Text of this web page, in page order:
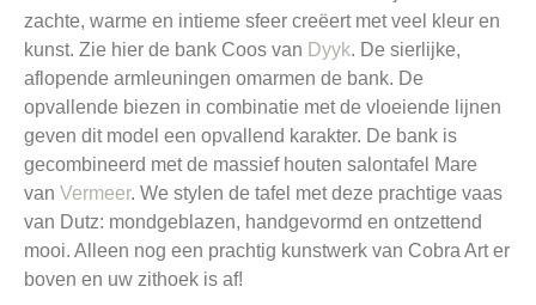
zachte, warme en intieme sfeer creëert met veel kleur en
kunst. Zie hier de bank Coos van Dyyk. De sierlijke,
aflopende armleuningen omarmen de bank. De
opvallende biezen in combinatie met de vloeiende lijnen
geven dit model een opvallend karakter. De bank is
gecombineerd met de massief houten salontafel Mare
van Vermeer. We stylen de tafel met deze prachtige vaas
van Dutz: mondgeblazen, handgevormd en ontzettend
mooi. Alleen nog een prachtig kunstwerk van Cobra Art er
boven en uw zithoek is af!